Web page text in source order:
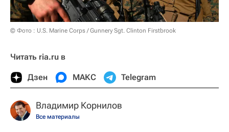
© Фото : U.S. Marine Corps / Gunnery Sgt. Clinton Firstbrook
Читать ria.ru в
Дзен МАКС Telegram
Владимир Корнилов
Все материалы